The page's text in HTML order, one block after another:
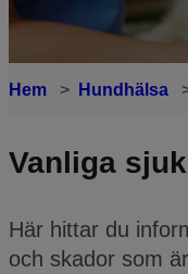
Hem Hundhälsa
Vanliga
Här hittar du
och skador som